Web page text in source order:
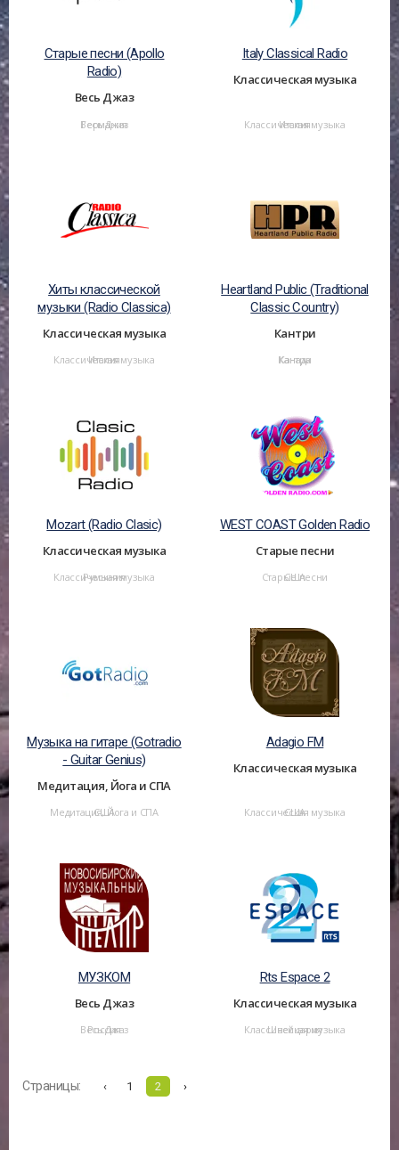
Старые песни (Apollo
Radio)
Весь Джаз
Весь Джаз
Германия
Italy Classical Radio
Классическая музыка
Классическая музыка
Италия
Хиты классической
музыки (Radio Classica)
Классическая музыка
Классическая музыка
Италия
Heartland Public (Traditional
Classic Country)
Кантри
Кантри
Канада
Mozart (Radio Clasic)
Классическая музыка
Классическая музыка
Румыния
WEST COAST Golden Radio
Старые песни
Старые песни
США
Музыка на гитаре (Gotradio
- Guitar Genius)
Медитация, Йога и СПА
Медитация, Йога и СПА
США
Adagio FM
Классическая музыка
Классическая музыка
США
МУЗКОМ
Весь Джаз
Весь Джаз
Россия
Rts Espace 2
Классическая музыка
Классическая музыка
Швейцария
Страницы: ‹ 1 2 ›